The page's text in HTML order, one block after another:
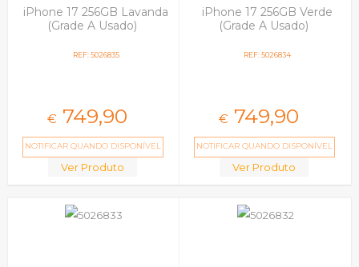
iPhone 17 256GB Lavanda
(Grade A Usado)
REF: 5026835
€ 749,90
NOTIFICAR QUANDO DISPONÍVEL
Ver Produto
iPhone 17 256GB Verde
(Grade A Usado)
REF: 5026834
€ 749,90
NOTIFICAR QUANDO DISPONÍVEL
Ver Produto